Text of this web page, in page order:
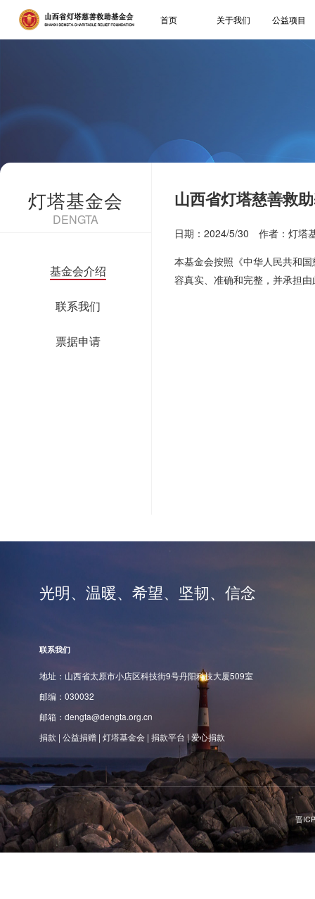
首页 关于我们 公益项目
灯塔基金会
DENGTA
基金会介绍
联系我们
票据申请
山西省灯塔慈善救
日期：2024/5/30 作者：灯塔
本基金会按照《中华人民共和
容真实、准确和完整，并承担
光明、温暖、希望、坚韧、信念
联系我们
地址：山西省太原市小店区科技街9号丹阳科技大厦509室
邮编：030032‌
邮箱：dengta@dengta.org.cn
捐款 | 公益捐赠 | 灯塔基金会 | 捐款平台 | 爱心捐款
晋